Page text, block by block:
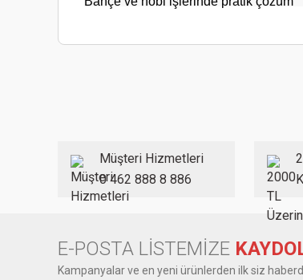
Ürün bilgilerinde hatalar bulunuyor.
Ürün fiyatı diğer sitelerden daha pahalı.
Bu ürüne benzer farklı alternatifler olmalı.
Müşteri Hizmetleri
0 462 888 8 886
E-POSTA LİSTEMİZE
Kampanyalar ve en yeni ürünlerden ilk siz